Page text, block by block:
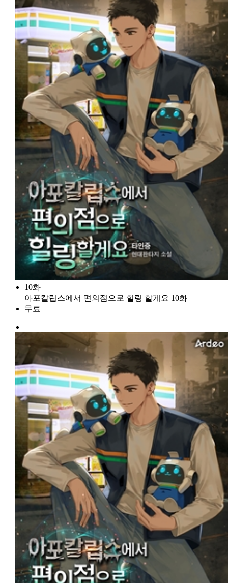
10화
아포칼립스에서 편의점으로 힐링 할게요 10화
무료